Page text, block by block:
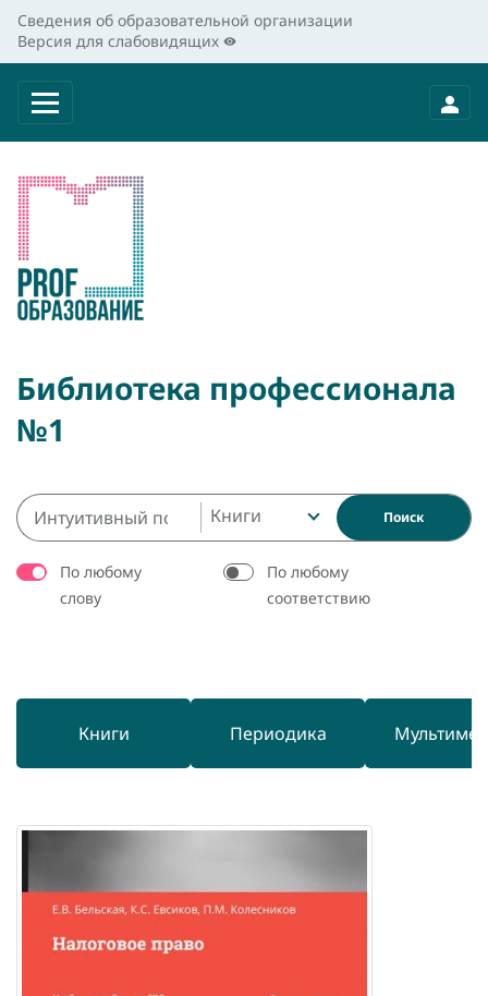
Сведения об образовательной организации
Версия для слабовидящих
Библиотека профессионала
№1
Книги Поиск
По любому
слову
По любому
соответствию
Книги Периодика